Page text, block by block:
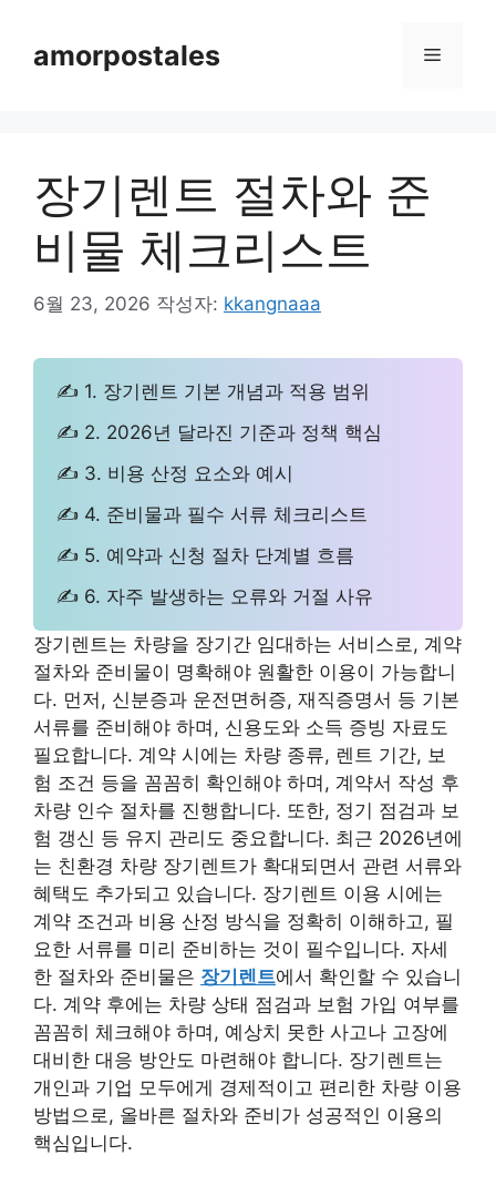
amorpostales 메
장기렌트 절차와 준
비물 체크리스트
6월 23, 2026 작성자: kkangnaaa
✍ 1. 장기렌트 기본 개념과 적용 범위
✍ 2. 2026년 달라진 기준과 정책 핵심
✍ 3. 비용 산정 요소와 예시
✍ 4. 준비물과 필수 서류 체크리스트
✍ 5. 예약과 신청 절차 단계별 흐름
✍ 6. 자주 발생하는 오류와 거절 사유
장기렌트는 차량을 장기간 임대하는 서비스로, 계약
절차와 준비물이 명확해야 원활한 이용이 가능합니
다. 먼저, 신분증과 운전면허증, 재직증명서 등 기본
서류를 준비해야 하며, 신용도와 소득 증빙 자료도
필요합니다. 계약 시에는 차량 종류, 렌트 기간, 보
험 조건 등을 꼼꼼히 확인해야 하며, 계약서 작성 후
차량 인수 절차를 진행합니다. 또한, 정기 점검과 보
험 갱신 등 유지 관리도 중요합니다. 최근 2026년에
는 친환경 차량 장기렌트가 확대되면서 관련 서류와
혜택도 추가되고 있습니다. 장기렌트 이용 시에는
계약 조건과 비용 산정 방식을 정확히 이해하고, 필
요한 서류를 미리 준비하는 것이 필수입니다. 자세
한 절차와 준비물은 장기렌트에서 확인할 수 있습니
다. 계약 후에는 차량 상태 점검과 보험 가입 여부를
꼼꼼히 체크해야 하며, 예상치 못한 사고나 고장에
대비한 대응 방안도 마련해야 합니다. 장기렌트는
개인과 기업 모두에게 경제적이고 편리한 차량 이용
방법으로, 올바른 절차와 준비가 성공적인 이용의
핵심입니다.